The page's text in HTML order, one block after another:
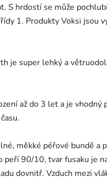
S hrdostí se může
1. Produkty Voksi jsou
je super lehký a
až do 3 let a je
měkké péřové bundě
peří 90/10, tvar fusaku je
dovnitř. Vzduch mezi